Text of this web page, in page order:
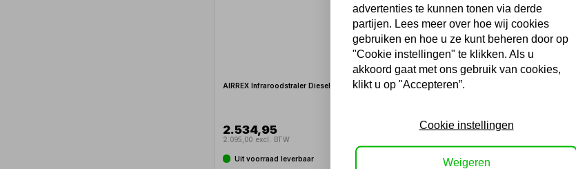
AIRREX Infraroodstraler Diesel 15kW/h
2.534,95
2.095,00 excl. BTW
Uit voorraad leverbaar
AIRREX Infraroodstraler Diesel 22kW/h
3.248,85
2.685,00 excl. BTW
Rex
Niet
advertenties te kunnen tonen via derde
partijen. Lees meer over hoe wij cookies
gebruiken en hoe u ze kunt beheren door op
"Cookie instellingen" te klikken. Als u
akkoord gaat met ons gebruik van cookies,
klikt u op "Accepteren”.
Cookie instellingen
Weigeren